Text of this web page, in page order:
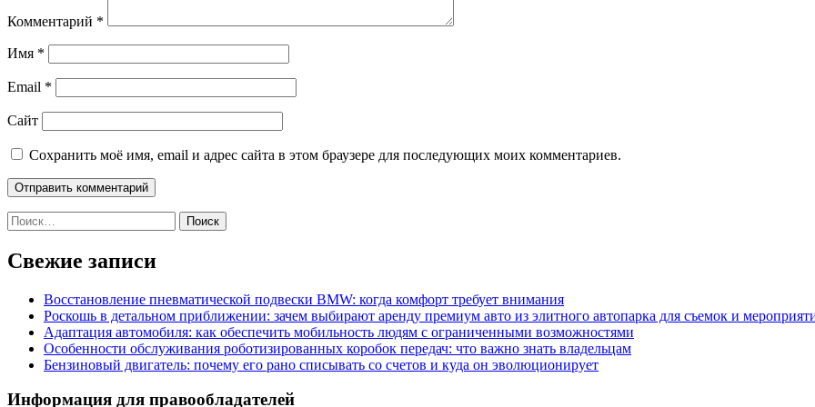
Комментарий *
Имя *
Email *
Сайт
Сохранить моё имя, email и адрес сайта в этом браузере для последующих моих комментариев.
Найти:
Свежие записи
Восстановление пневматической подвески BMW: когда комфорт требует внимания
Роскошь в детальном приближении: зачем выбирают аренду премиум авто из элитного автопарка для съемок и
Адаптация автомобиля: как обеспечить мобильность людям с ограниченными возможностями
Особенности обслуживания роботизированных коробок передач: что важно знать владельцам
Бензиновый двигатель: почему его рано списывать со счетов и куда он эволюционирует
Информация для правообладателей